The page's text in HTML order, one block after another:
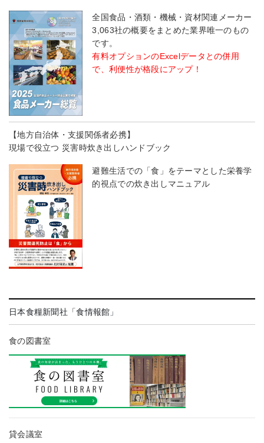
全国食品・酒類・機械・資材関連メーカー
3,063社の概要をまとめた業界唯一のもの
です。
有料オプションのExcelデータとの併用
で、利便性が格段にアップ！
【地方自治体・支援関係者必携】
現場で役立つ 災害時炊き出しハンドブック
避難生活での「食」をテーマとした栄養学
的視点での炊き出しマニュアル
日本食糧新聞社「食情報館」
食の図書室
貸会議室